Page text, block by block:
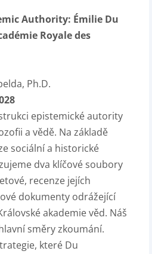
Authority: Émilie Du
Royale des
Ph.D.
epistemické autority
a vědě. Na základě
sociální a historické
dva klíčové soubory
recenze jejích
dokumenty odrážející
akademie věd. Náš
směry zkoumání.
které Du